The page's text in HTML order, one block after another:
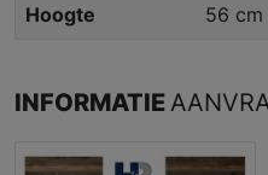
Hoogte 56 cm
INFORMATIE